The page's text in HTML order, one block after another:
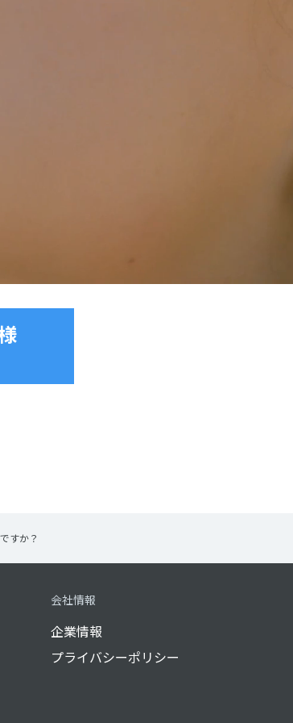
すか？
会社情報
企業情報
プライバシーポリシー